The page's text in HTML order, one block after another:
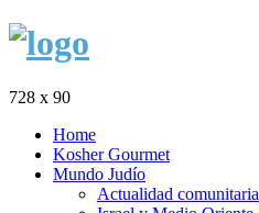
728 x 90
Home
Kosher Gourmet
Mundo Judío
Actualidad comunitaria